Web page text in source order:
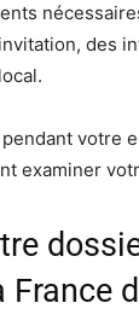
des
votre
examiner